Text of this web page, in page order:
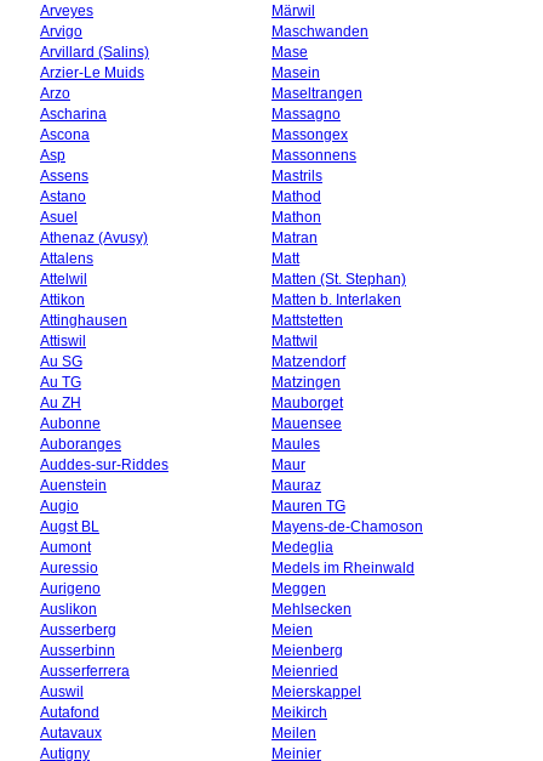
Arveyes
Arvigo
Arvillard (Salins)
Arzier-Le Muids
Arzo
Ascharina
Ascona
Asp
Assens
Astano
Asuel
Athenaz (Avusy)
Attalens
Attelwil
Attikon
Attinghausen
Attiswil
Au SG
Au TG
Au ZH
Aubonne
Auboranges
Auddes-sur-Riddes
Auenstein
Augio
Augst BL
Aumont
Auressio
Aurigeno
Auslikon
Ausserberg
Ausserbinn
Ausserferrera
Auswil
Autafond
Autavaux
Autigny
Märwil
Maschwanden
Mase
Masein
Maseltrangen
Massagno
Massongex
Massonnens
Mastrils
Mathod
Mathon
Matran
Matt
Matten (St. Stephan)
Matten b. Interlaken
Mattstetten
Mattwil
Matzendorf
Matzingen
Mauborget
Mauensee
Maules
Maur
Mauraz
Mauren TG
Mayens-de-Chamoson
Medeglia
Medels im Rheinwald
Meggen
Mehlsecken
Meien
Meienberg
Meienried
Meierskappel
Meikirch
Meilen
Meinier